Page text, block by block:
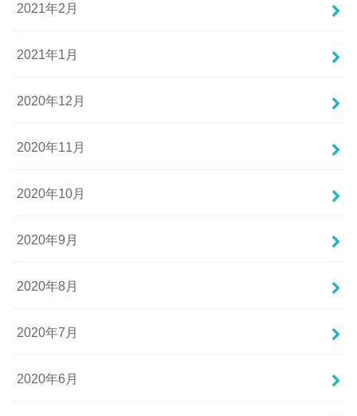
2021年2月
2021年1月
2020年12月
2020年11月
2020年10月
2020年9月
2020年8月
2020年7月
2020年6月